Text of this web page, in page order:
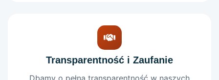
Transparentność i Zaufanie
Dbamy o pełną transparentność w naszych